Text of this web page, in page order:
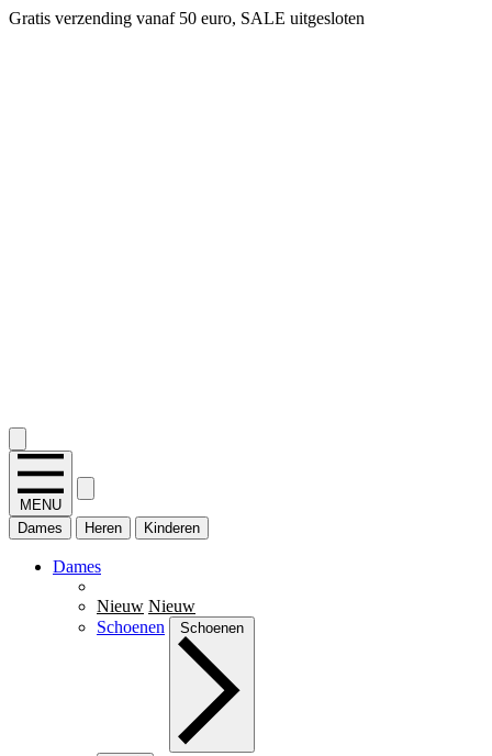
14 dagen bedenktijd, snel geld terug!
MENU
Dames
Heren Kinderen
Dames
Nieuw Nieuw
Schoenen
Schoenen